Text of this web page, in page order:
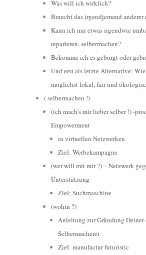
Was will ich wirklich?
Braucht das irgendjemand anderer
Kann ich mir etwas irgendwie
reparieren, selbermachen?
Bekomme ich es geborgt oder
Und erst als letzte Alternative:
möglichst lokal, fair und
( selbermachen !)
(ich mach’s mir lieber selber !) -
Empowerment
in virtuellen Netzwerken
Ziel: Werbekampagne
(wer will mit mir ?) – Netzwerk
Unterstützung
Ziel: Suchmaschine
(wohin ?)
Anleitung zur Gründung Deiner
Selbermacherei
Ziel: manufactur futuristic